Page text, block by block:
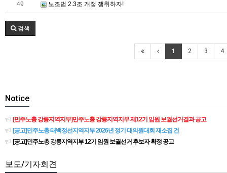
49 노조법 2.3조 개정 쟁취하자!
검색
1 2 3 4
Notice
[민주노총 강릉지역지부]민주노총 강릉지역지부 제12기 임원 보궐선거결과 공고
[공고]민주노총 태백정선지역지부 2026년 정기 대의원대회 재소집 건
[공고]민주노총 강릉지역지부 12기 임원 보궐선거 후보자 확정 공고
보도/기자회견